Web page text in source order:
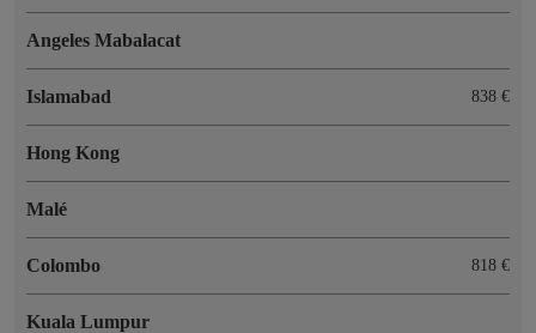
Angeles Mabalacat
Islamabad 838 €
Hong Kong
Malé
Colombo 818 €
Kuala Lumpur